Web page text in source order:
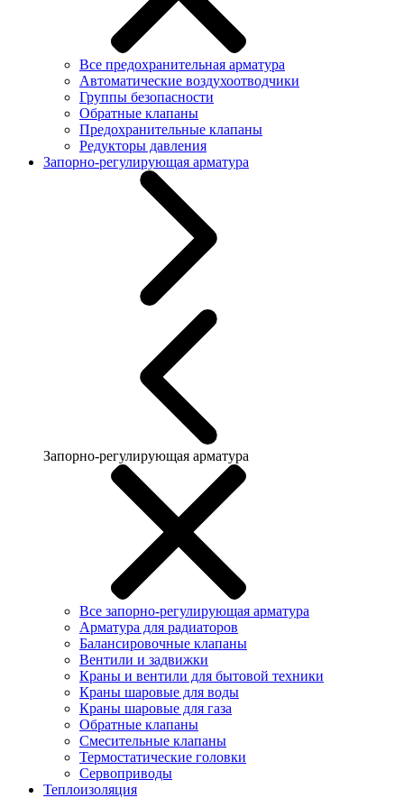
Все предохранительная арматура
Автоматические воздухоотводчики
Группы безопасности
Обратные клапаны
Предохранительные клапаны
Редукторы давления
Запорно-регулирующая арматура
Запорно-регулирующая арматура
Все запорно-регулирующая арматура
Арматура для радиаторов
Балансировочные клапаны
Вентили и задвижки
Краны и вентили для бытовой техники
Краны шаровые для воды
Краны шаровые для газа
Обратные клапаны
Смесительные клапаны
Термостатические головки
Сервоприводы
Теплоизоляция